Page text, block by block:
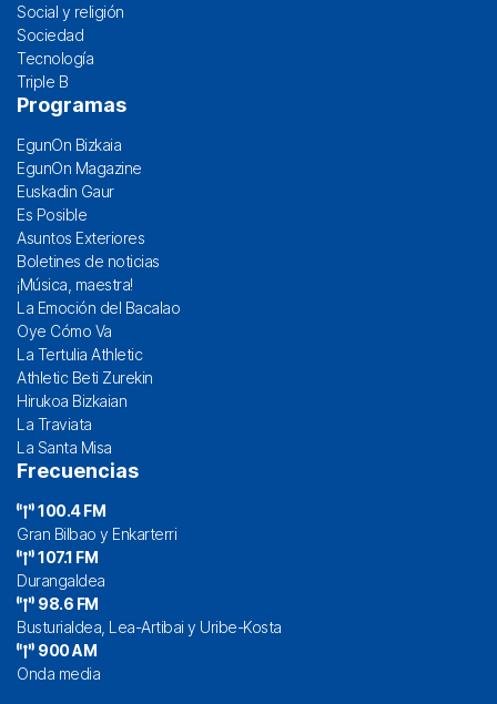
Social y religión
Sociedad
Tecnología
Triple B
Programas
EgunOn Bizkaia
EgunOn Magazine
Euskadin Gaur
Es Posible
Asuntos Exteriores
Boletines de noticias
¡Música, maestra!
La Emoción del Bacalao
Oye Cómo Va
La Tertulia Athletic
Athletic Beti Zurekin
Hirukoa Bizkaian
La Traviata
La Santa Misa
Frecuencias
100.4 FM
Gran Bilbao y Enkarterri
107.1 FM
Durangaldea
98.6 FM
Busturialdea, Lea-Artibai y Uribe-Kosta
900 AM
Onda media